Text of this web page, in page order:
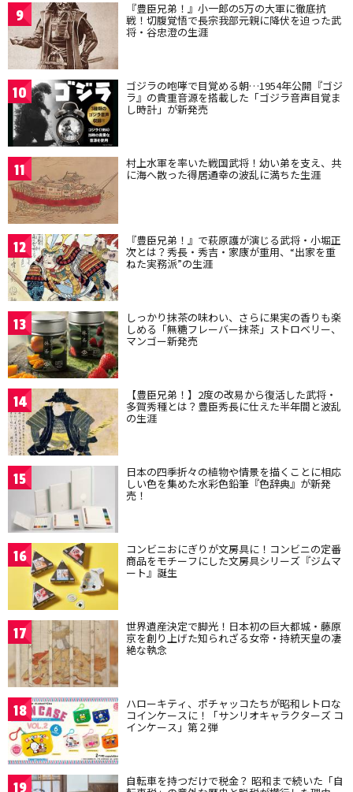
9 『豊臣兄弟！』小一郎の5万の大軍に徹底抗
戦！切腹覚悟で長宗我部元親に降伏を迫った武
将・谷忠澄の生涯
10 ゴジラの咆哮で目覚める朝…1954年公開『ゴジ
ラ』の貴重音源を搭載した「ゴジラ音声目覚ま
し時計」が新発売
11 村上水軍を率いた戦国武将！幼い弟を支え、共
に海へ散った得居通幸の波乱に満ちた生涯
12 『豊臣兄弟！』で萩原護が演じる武将・小堀正
次とは？秀長・秀吉・家康が重用、“出家を重
ねた実務派”の生涯
13 しっかり抹茶の味わい、さらに果実の香りも楽
しめる「無糖フレーバー抹茶」ストロベリー、
マンゴー新発売
14 【豊臣兄弟！】2度の改易から復活した武将・
多賀秀種とは？豊臣秀長に仕えた半年間と波乱
の生涯
15 日本の四季折々の植物や情景を描くことに相応
しい色を集めた水彩色鉛筆『色辞典』が新発
売！
16 コンビニおにぎりが文房具に！コンビニの定番
商品をモチーフにした文房具シリーズ『ジムマ
ート』誕生
17 世界遺産決定で脚光！日本初の巨大都城・藤原
京を創り上げた知られざる女帝・持統天皇の凄
絶な執念
18 ハローキティ、ポチャッコたちが昭和レトロな
コインケースに！「サンリオキャラクターズ コ
インケース」第２弾
19 自転車を持つだけで税金？ 昭和まで続いた「自